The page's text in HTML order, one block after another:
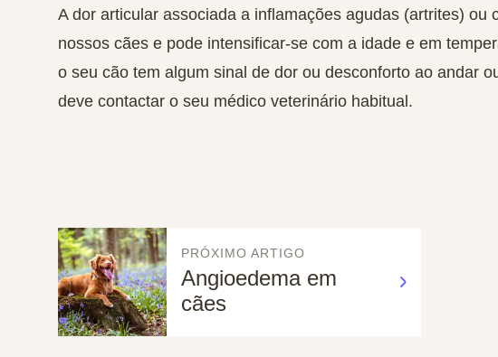
A dor articular associada a inflamações agudas (artrites) ou
nossos cães e pode intensificar-se com a idade e em
o seu cão tem algum sinal de dor ou desconforto ao andar
deve contactar o seu médico veterinário habitual.
PRÓXIMO ARTIGO
Angioedema em
cães